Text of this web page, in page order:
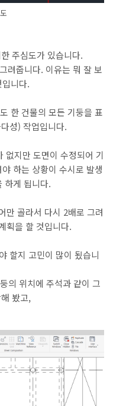
주심도가 있습니다.
려줍니다. 이유는 뭐 잘 보
니다.
한 건물의 모든 기둥을 표
성) 작업입니다.
없지만 도면이 수정되어 기
하는 상황이 수시로 발생
하게 됩니다.
만 골라서 다시 2배로 그려
획을 할 것입니다.
할지 고민이 많이 됬습니
의 위치에 주석과 같이 그
봤고,